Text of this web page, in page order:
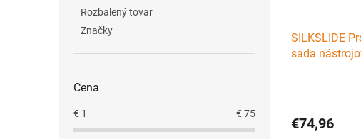
Rozbalený tovar
Značky
Cena
€ 1 € 75
SILKSLIDE
sada
€74,96